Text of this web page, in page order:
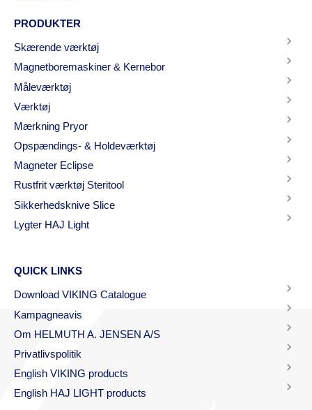
PRODUKTER
Skærende værktøj
Magnetboremaskiner & Kernebor
Måleværktøj
Værktøj
Mærkning Pryor
Opspændings- & Holdeværktøj
Magneter Eclipse
Rustfrit værktøj Steritool
Sikkerhedsknive Slice
Lygter HAJ Light
QUICK LINKS
Download VIKING Catalogue
Kampagneavis
Om HELMUTH A. JENSEN A/S
Privatlivspolitik
English VIKING products
English HAJ LIGHT products